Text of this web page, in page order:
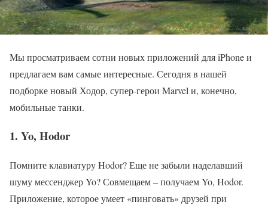
Мы просматриваем сотни новых приложений для iPhone и
предлагаем вам самые интересные. Сегодня в нашей
подборке новый Ходор, супер-герои Marvel и, конечно,
мобильные танки.
1. Yo, Hodor
Помните клавиатуру Hodor? Еще не забыли наделавший
шуму мессенджер Yo? Совмещаем – получаем Yo, Hodor.
Приложение, которое умеет «пинговать» друзей при